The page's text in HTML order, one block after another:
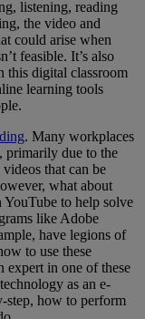
listening, reading
the video and
could arise when
feasible. It’s also
this digital classroom
learning tools
. Many workplaces
primarily due to the
that can be
what about
to help solve
like Adobe
have legions of
to use these
expert in one of these
as an e-
step, how to perform